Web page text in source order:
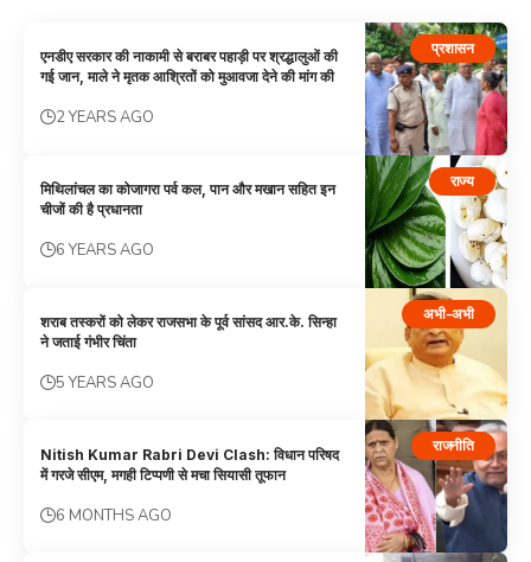
प्रशासन
एनडीए सरकार की नाकामी से बराबर पहाड़ी पर श्रद्धालुओं की
गई जान, माले ने मृतक आश्रितों को मुआवजा देने की मांग की
2 YEARS AGO
राज्य
मिथिलांचल का कोजागरा पर्व कल, पान और मखान सहित इन
चीजों की है प्रधानता
6 YEARS AGO
अभी-अभी
शराब तस्करों को लेकर राजसभा के पूर्व सांसद आर.के. सिन्हा
ने जताई गंभीर चिंता
5 YEARS AGO
राजनीति
Nitish Kumar Rabri Devi Clash: विधान परिषद
में गरजे सीएम, मगही टिप्पणी से मचा सियासी तूफान
6 MONTHS AGO